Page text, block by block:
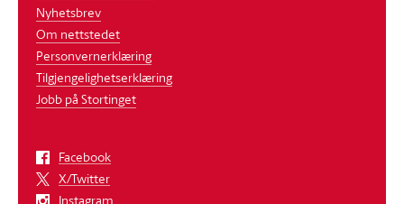
Nyhetsbrev
Om nettstedet
Personvernerklæring
Tilgjengelighetserklæring
Jobb på Stortinget
Facebook
X/Twitter
Instagram